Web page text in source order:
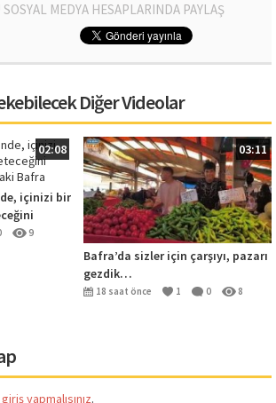
MEDYA HESAPLARINDA PAYLAŞ
Diğer Videolar
02:08
içinizi bir
Bafra
9
03:11
Bafra’da sizler için çarşıyı, pazarı
gezdik…
18 saat önce 1 0 8
giriş yapmalısınız.